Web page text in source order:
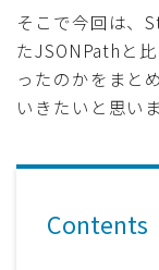
そこで今回は、
たJSONPathと
ったのかをまと
いきたいと思い
Contents